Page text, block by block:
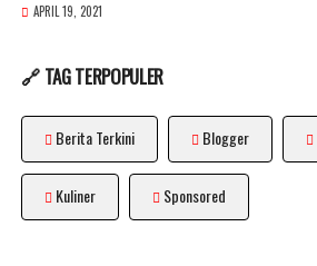
APRIL 19, 2021
🔗 TAG TERPOPULER
Berita Terkini Blogger
Kuliner Sponsored